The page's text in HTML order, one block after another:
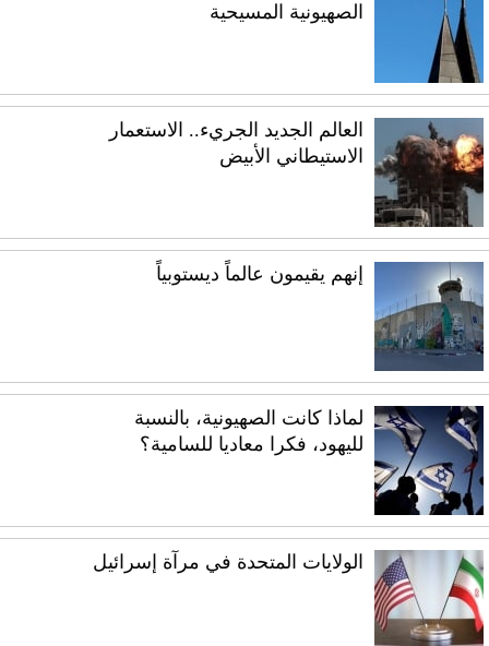
الصهيونية المسيحية
العالم الجديد الجريء.. الاستعمار
الاستيطاني الأبيض
إنهم يقيمون عالماً ديستوبياً
لماذا كانت الصهيونية، بالنسبة
لليهود، فكرا معاديا للسامية؟
الولايات المتحدة في مرآة إسرائيل